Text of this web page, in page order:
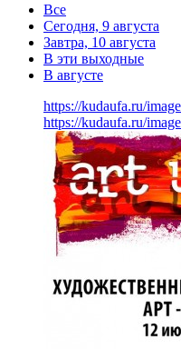
Все
Сегодня, 9 августа
Завтра, 10 августа
В эти выходные
В августе
https://kudaufa.ru/
https://kudaufa.ru/